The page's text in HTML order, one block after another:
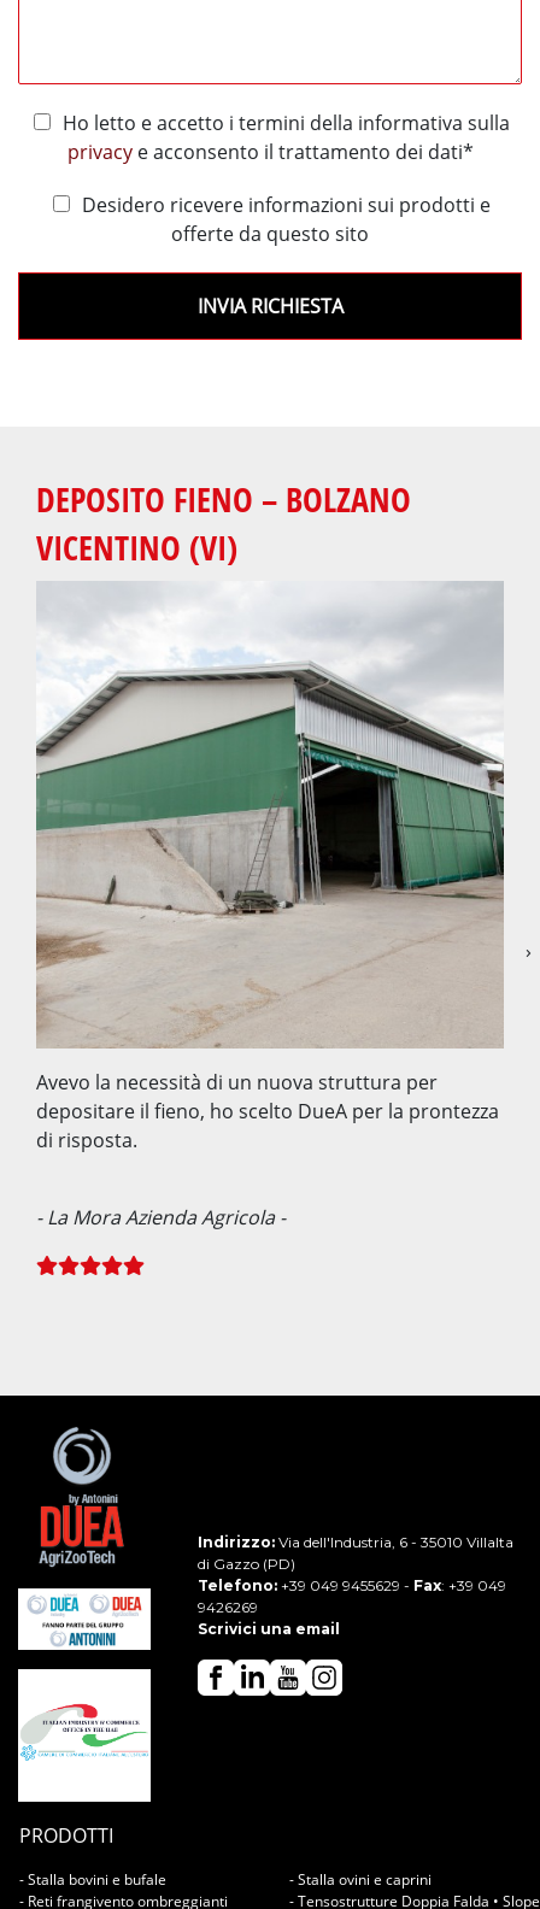
Ho letto e accetto i termini della informativa sulla
privacye acconsento il trattamento dei dati*
Desidero ricevere informazioni sui prodotti e
offerte da questo sito
INVIA RICHIESTA
DEPOSITO FIENO – BOLZANO
VICENTINO (VI)
Avevo la necessità di un nuova struttura per
depositare il fieno, ho scelto DueA per la prontezza
di risposta.
- La Mora Azienda Agricola -
›
Indirizzo: Via dell'Industria, 6 - 35010 Villalta
di Gazzo (PD)
Telefono: +39 049 9455629 - Fax: +39 049
9426269
Scrivici una email
PRODOTTI
- Stalla bovini e bufale
- Stalla ovini e caprini
- Reti frangivento ombreggianti
- Tensostrutture Doppia Falda • Slope